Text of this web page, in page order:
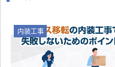
カテゴリー別に見る
店舗設計